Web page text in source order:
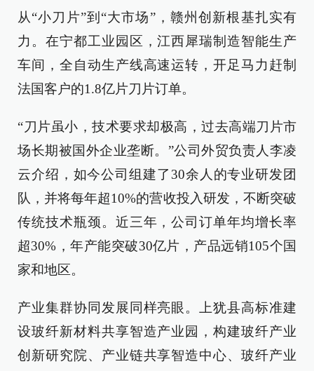
从“小刀片”到“大市场”，赣州创新根基扎实有
力。在宁都工业园区，江西犀瑞制造智能生产
车间，全自动生产线高速运转，开足马力赶制
法国客户的1.8亿片刀片订单。
“刀片虽小，技术要求却极高，过去高端刀片市
场长期被国外企业垄断。”公司外贸负责人李凌
云介绍，如今公司组建了30余人的专业研发团
队，并将每年超10%的营收投入研发，不断突破
传统技术瓶颈。近三年，公司订单年均增长率
超30%，年产能突破30亿片，产品远销105个国
家和地区。
产业集群协同发展同样亮眼。上犹县高标准建
设玻纤新材料共享智造产业园，构建玻纤产业
创新研究院、产业链共享智造中心、玻纤产业